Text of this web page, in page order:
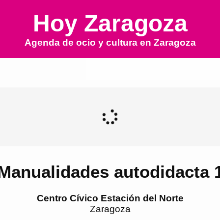
Hoy Zaragoza
Agenda de ocio y cultura en Zaragoza
autodidacta
Centro Cívico Estación del Norte
Zaragoza